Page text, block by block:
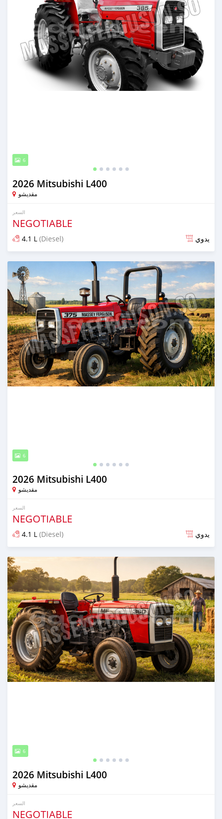
6
2026 Mitsubishi L400
مقديشو
السعر
NEGOTIABLE
4.1 L (Diesel) يدوي
تم النشر منذ 28 يوم مضت
6
2026 Mitsubishi L400
مقديشو
السعر
NEGOTIABLE
4.1 L (Diesel) يدوي
تم النشر منذ حوالي شهر واحد مضت
6
2026 Mitsubishi L400
مقديشو
السعر
NEGOTIABLE